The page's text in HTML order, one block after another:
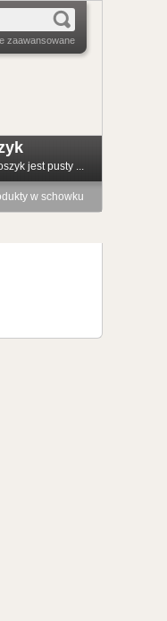
zaawansowane
jest pusty ...
w schowku